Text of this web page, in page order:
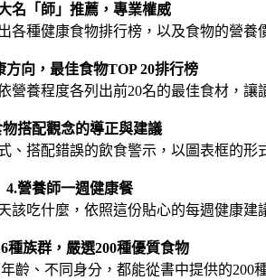
名「師」推薦，專業權威
種健康食物排行榜，以及食物的營養
方向，最佳食物TOP 20排行榜
養程度各列出前20名的最佳食材，讓
物搭配觀念的導正與建議
、搭配錯誤的飲食警示，以圖表框的形
4.營養師一週健康餐
吃什麼，依照這份貼心的每週健康建
種族群，嚴選200種優質食物
齡、不同身分，都能從書中提供的200